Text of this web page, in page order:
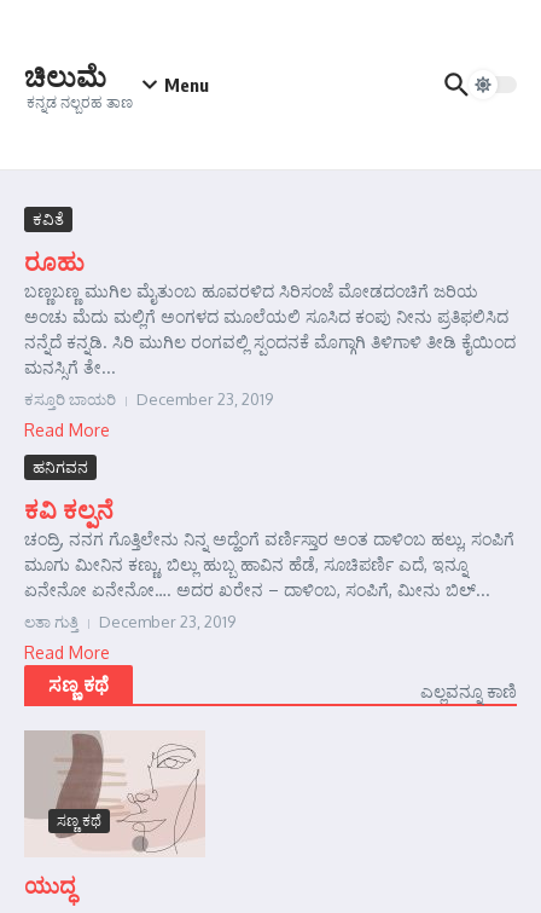
ಚಿಲುಮೆ
ಕನ್ನಡ ನಲ್ಬರಹ ತಾಣ
Menu
ಕವಿತೆ
ರೂಹು
ಬಣ್ಣಬಣ್ಣ ಮುಗಿಲ ಮೈತುಂಬ ಹೂವರಳಿದ ಸಿರಿಸಂಜೆ ಮೋಡದಂಚಿಗೆ ಜರಿಯ
ಅಂಚು ಮೆದು ಮಲ್ಲಿಗೆ ಅಂಗಳದ ಮೂಲೆಯಲಿ ಸೂಸಿದ ಕಂಪು ನೀನು ಪ್ರತಿಫಲಿಸಿದ
ನನ್ನೆದೆ ಕನ್ನಡಿ. ಸಿರಿ ಮುಗಿಲ ರಂಗವಲ್ಲಿ ಸ್ಪಂದನಕೆ ಮೊಗ್ಗಾಗಿ ತಿಳಿಗಾಳಿ ತೀಡಿ ಕೈಯಿಂದ
ಮನಸ್ಸಿಗೆ ತೇ...
ಕಸ್ತೂರಿ ಬಾಯರಿ December 23, 2019
Read More
ಹನಿಗವನ
ಕವಿ ಕಲ್ಪನೆ
ಚಂದ್ರಿ, ನನಗ ಗೊತ್ತಿಲೇನು ನಿನ್ನ ಅದ್ಹೆಂಗೆ ವರ್ಣಿಸ್ತಾರ ಅಂತ ದಾಳಿಂಬ ಹಲ್ಲು, ಸಂಪಿಗೆ
ಮೂಗು ಮೀನಿನ ಕಣ್ಣು, ಬಿಲ್ಲು ಹುಬ್ಬ ಹಾವಿನ ಹೆಡೆ, ಸೂಚಿಪರ್ಣಿ ಎದೆ, ಇನ್ನೂ
ಏನೇನೋ ಏನೇನೋ…. ಅದರ ಖರೇನ – ದಾಳಿಂಬ, ಸಂಪಿಗೆ, ಮೀನು ಬಿಲ್...
ಲತಾ ಗುತ್ತಿ December 23, 2019
Read More
ಸಣ್ಣ ಕಥೆ ಎಲ್ಲವನ್ನೂ ಕಾಣಿ
ಸಣ್ಣ ಕಥೆ
ಯುದ್ಧ